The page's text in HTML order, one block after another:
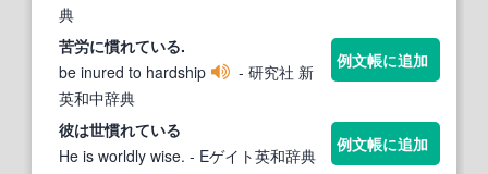
典
苦労に慣れている.
be inured to hardship
- 研究社 新
英和中辞典
例文帳に追加
彼は世慣れている
He is worldly wise. - Eゲイト英和辞典
例文帳に追加